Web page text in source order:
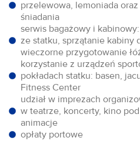
przelewowa, lemoniada
śniadania
serwis bagażowy i
ze statku, sprzątanie kabiny
wieczorne przygotowanie
korzystanie z urządzeń
pokładach statku: basen,
Fitness Center
udział w imprezach
w teatrze, koncerty, kino
animacje
opłaty portowe